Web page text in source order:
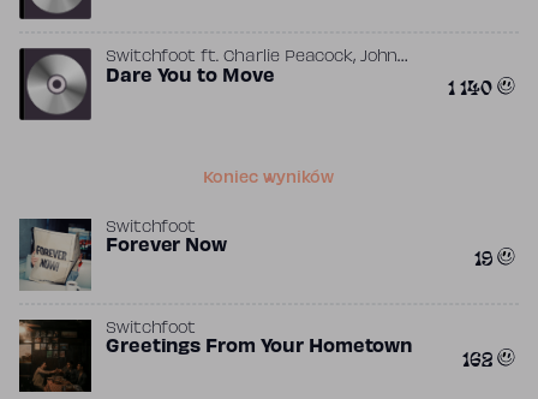
Switchfoot ft. Charlie Peacock, John
Fields ,Jon Foreman
Dare You to Move 1 140
Koniec wyników
Switchfoot
Forever Now 19
Switchfoot
Greetings From Your Hometown 162